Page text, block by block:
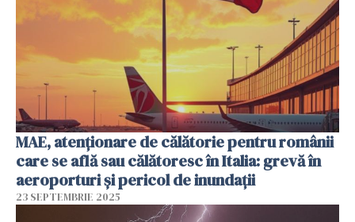
MAE, atenționare de călătorie pentru românii
care se află sau călătoresc în Italia: grevă în
aeroporturi şi pericol de inundaţii
23 SEPTEMBRIE 2025